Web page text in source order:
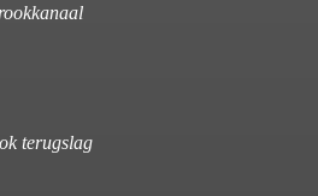
terugslag